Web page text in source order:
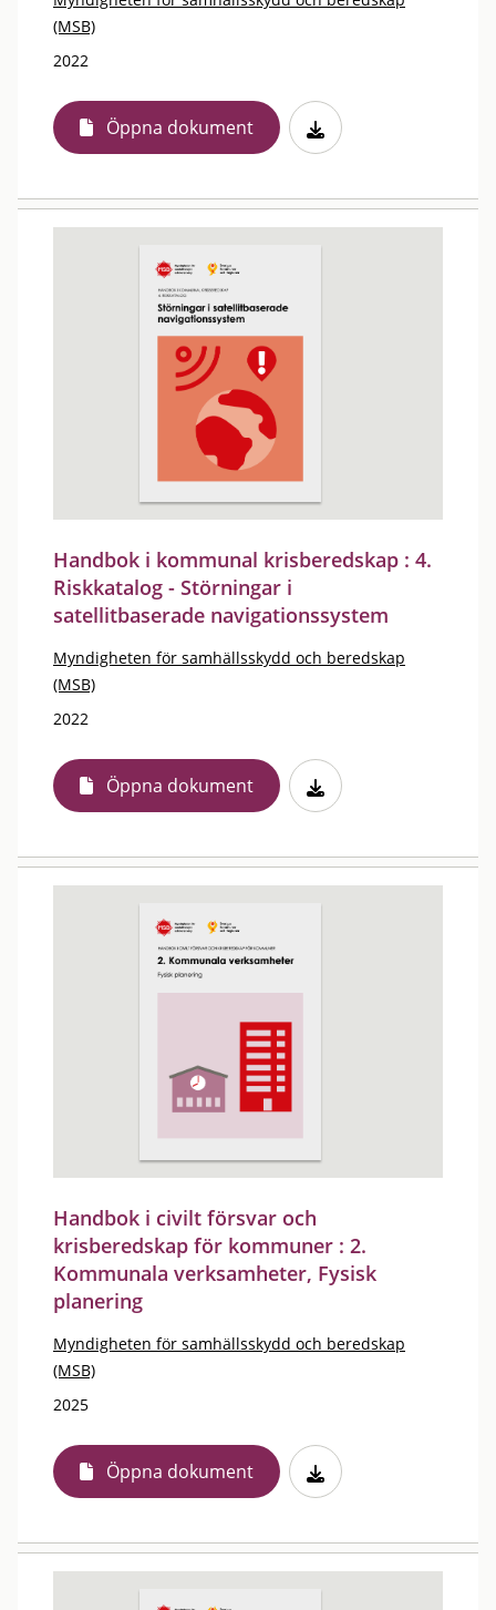
(MSB)
2022
Öppna dokument
Handbok i kommunal krisberedskap : 4.
Riskkatalog - Störningar i
satellitbaserade navigationssystem
Myndigheten för samhällsskydd och beredskap
(MSB)
2022
Öppna dokument
Handbok i civilt försvar och
krisberedskap för kommuner : 2.
Kommunala verksamheter, Fysisk
planering
Myndigheten för samhällsskydd och beredskap
(MSB)
2025
Öppna dokument